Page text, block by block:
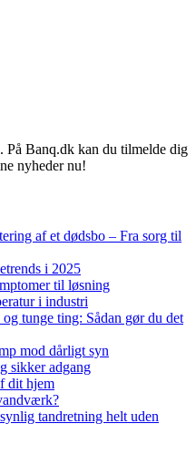
Banq.dk kan du tilmelde dig
nyheder nu!
af et dødsbo – Fra sorg til
i 2025
til løsning
i industri
tunge ting: Sådan gør du det
mod dårligt syn
sikker adgang
dit hjem
tandretning helt uden